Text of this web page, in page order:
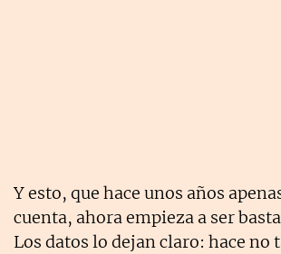
Y esto, que hace unos años
cuenta, ahora empieza a ser
Los datos lo dejan claro: hace no